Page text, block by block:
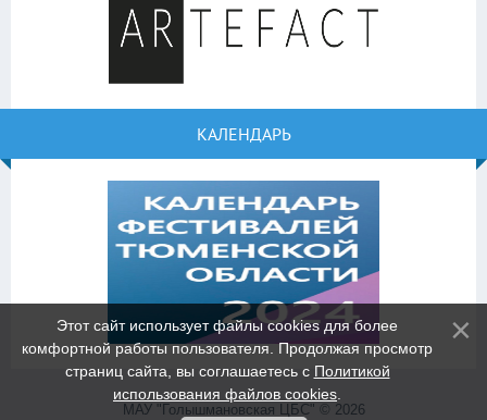
КАЛЕНДАРЬ
МАУ "Голышмановская ЦБС" © 2026
Этот сайт использует файлы cookies для более
комфортной работы пользователя. Продолжая просмотр
страниц сайта, вы соглашаетесь с Политикой
использования файлов cookies